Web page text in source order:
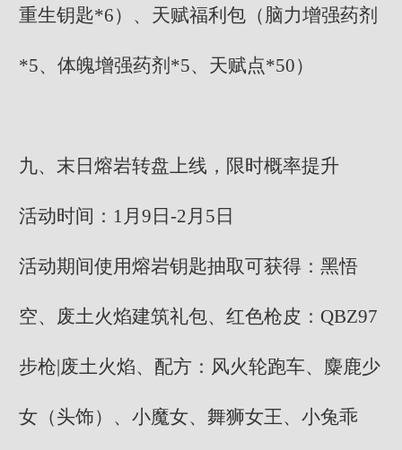
重生钥匙*6）、天赋福利包（脑力增强药剂
*5、体魄增强药剂*5、天赋点*50）
九、末日熔岩转盘上线，限时概率提升
活动时间：1月9日-2月5日
活动期间使用熔岩钥匙抽取可获得：黑悟
空、废土火焰建筑礼包、红色枪皮：QBZ97
步枪|废土火焰、配方：风火轮跑车、麋鹿少
女（头饰）、小魔女、舞狮女王、小兔乖